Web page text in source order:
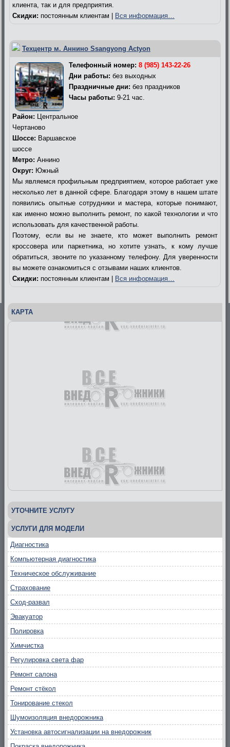
клиента, так и для предприятия.
Скидки: постоянным клиентам | Вся информация…
Техцентр м. Аннино Ssangyong Actyon
Телефонный номер: 8 (985) 143-22-26
Дни работы: без выходных
Праздничные дни: без праздников
Часы работы: 9-21 час.
Район: Центральное
Чертаново
Шоссе: Варшавское
шоссе
Метро: Аннино
Округ: Южный
Мы являемся профильным предприятием, которое работает уже
несколько лет в данной сфере. Благодаря этому в нашем штате
появились опытные сотрудники и мастера, которые понимают,
как именно можно выполнить ремонт, по какой технологии и что
использовать для качественной работы.
Поэтому, если вы не знаете, кто может выполнить ремонт
кроссовера или паркетника, но хотите узнать, к кому лучше
обратиться, звоните по указанному телефону. Для уверенности
вы можете ознакомиться с отзывами наших клиентов.
Скидки: постоянным клиентам | Вся информация…
КАРТА
УТОЧНИТЕ УСЛУГУ
УСЛУГИ ДЛЯ МОДЕЛИ
Диагностика
Компьютерная диагностика
Техническое обслуживание
Страхование
Сход-развал
Эвакуатор
Полировка
Химчистка
Регулировка света фар
Ремонт салона
Ремонт стёкол
Тонирование стекол
Шумоизоляция внедорожника
Установка автосигнализации на внедорожник